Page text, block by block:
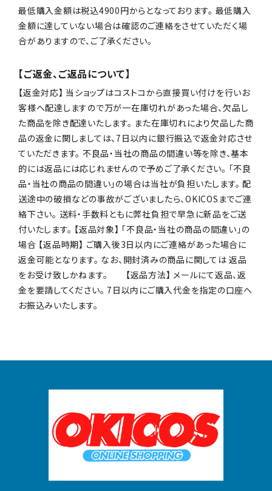
最低購入金額は税込4900円からとなっております。 最低購入
金額に達していない場合は確認のご連絡をさせていただく場
合がありますので、ご了承ください。
【ご返金、ご返品について】
【返金対応】 当ショップはコストコから直接買い付けを行いお
客様へ配達しますので万が一在庫切れがあった場合、欠品し
た商品を除き配達いたします。 また在庫切れにより欠品した商
品の返金に関しましては、7日以内に銀行振込で返金対応させ
ていただきます。 不良品・当社の商品の間違い等を除き、基本
的には返品には応じれませんので予めご了承ください。 「不良
品・当社の商品の間違い」の場合は当社が負担いたします。 配
送途中の破損などの事故がございましたら、OKICOSまでご連
絡下さい。 送料・手数料ともに弊社負担で早急に新品をご送
付いたします。 【返品対象】 「不良品・当社の商品の間違い」の
場合 【返品時期】 ご購入後3日以内にご連絡があった場合に
返金可能となります。 なお、開封済みの商品に関しては 返品
をお受け致しかねます。 【返品方法】 メールにて返品、返
金を要請してください。 7日以内にご購入代金を指定の口座へ
お振込みいたします。